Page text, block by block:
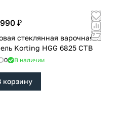
₽
стеклянная варочная
Korting HGG 6825 CTB
0 В наличии
корзину